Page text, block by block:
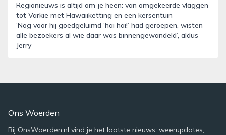
Regionieuws is altijd om je heen: van omgekeerde vlaggen
tot Varkie met Hawaiiketting en een kersentuin
‘Nog voor hij goedgeluimd ‘hai hai!’ had geroepen, wisten
alle bezoekers al wie daar was binnengewandeld’, aldus
Jerry
Ons Woerden
Bij OnsWoerden.nl vind je het laatste nieuws, weerupdates,